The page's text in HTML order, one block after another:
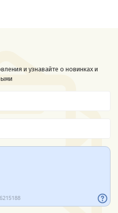
и узнавайте о новинках и